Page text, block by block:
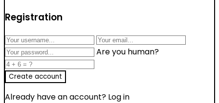
Registration
Are you human?
Already have an account? Log in